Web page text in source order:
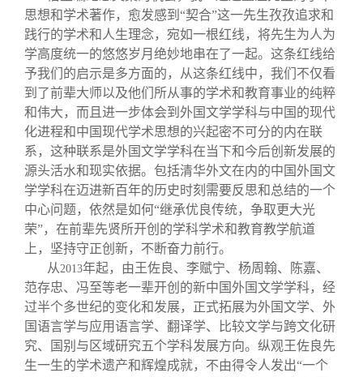
思想和学术著作，愈发感到“契合”这一先生孜孜追求和
践行的学术和人生理念，宛如一根红线，将先生为人为
学高度统一的悠悠岁月绝妙地串在了一起。这条红线给
予我们的启示是多方面的，从这条红线中，我们不仅看
到了前辈大师以及他们所从事的学术和教育事业的纯粹
和伟大，而且进一步体会到外国文学学科与中国的现代
化进程和中国现代学术思想的兴起密不可分的内在联
系，这种联系是外国文学学科在当下和今后创新发展的
源头活水和现实依据。包括清华外文在内的中国外国文
学学科在迈进新百年的历史时刻需要反思和总结的一个
中心问题，依然是如何“继承优良传统，争取更大光
荣”，在前辈先贤所开创的学科学术和教育教学航道
上，坚持守正创新，不断奋力前行。
从2013年起，由王佐良、李赋宁、杨周翰、陈嘉、
范存忠、冯至等老一辈开创的新中国外国文学学科，经
过半个多世纪的变化和发展，正式拓展为外国文学、外
国语言学与应用语言学、翻译学、比较文学与跨文化研
究、国别与区域研究五个学科发展方向。纵观王佐良先
生一生的学术遗产和辉煌成就，不由得令人发出“一个